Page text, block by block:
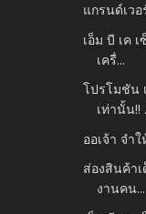
แกรนด์เว
เอ็ม บี เค
เครื่...
โปรโมชัน
เท่านั้น!!
ออเจ้า จำ
ส่องสินค้า
งานคน...